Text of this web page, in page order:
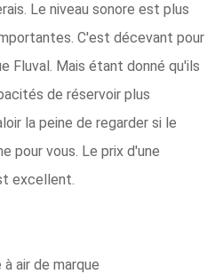
Le niveau sonore est plus
C'est décevant pour
Fluval. Mais étant donné qu'ils
de réservoir plus
la peine de regarder si le
pour vous. Le prix d'une
excellent.
air de marque